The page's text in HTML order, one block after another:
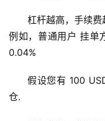
杠杆越高，手续
例如，普通用户 挂单
0.04%
假设您有 100
仓.